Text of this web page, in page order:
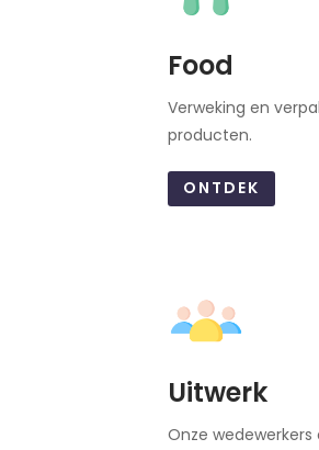
Food
Verweking en
producten.
ONTDEK
Uitwerk
Onze